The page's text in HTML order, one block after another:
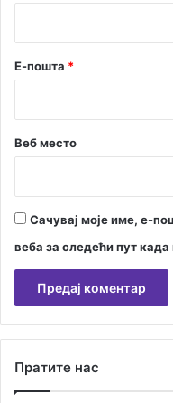
Е-пошта *
Веб место
Сачувај моје име, е-
веба за следећи пут
тПратите нас